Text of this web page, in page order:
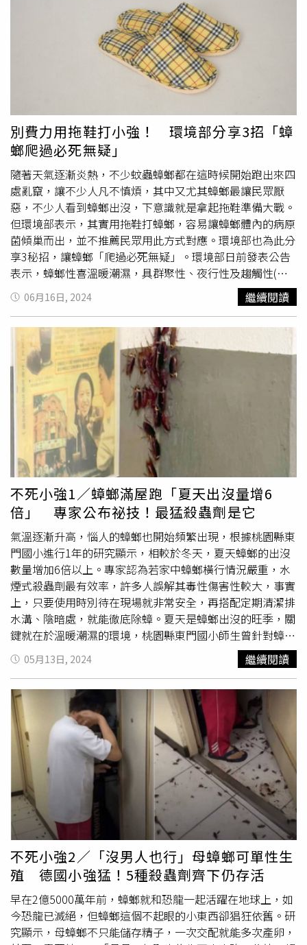
瞧，發現蟑螂跟其他配料蒜頭、青蔥因長期浸泡醬油內，顏
色幾乎相近，於是立刻向向店家反應，卻僅退費加了醬油的
包子。有民眾6月30日在高雄楠梓區一間豆漿店用餐，買了
兩顆包子，由於醬汁配料全由民眾自取，當他準備淋上靈魂
醬汁卻驚覺不對勁，發現半截食指大的蟑螂隨料載浮載沉，
食安問題連環爆，這次主換成小強，不料，店家只願退一顆
程。民眾無奈吐心聲，「沒仔細看差點以為油蔥吃下肚」，
店家環境真的很糟糕，而出包也非首次，原po表示，去年
半夜吃的時候發見到蟑螂滿地爬，桌上也爬，當時，店家表
示那天有公所噴藥 殺蟑導致。網友看到畫面後驚嚇指數破
表，紛紛表示「去年看了一次，今年還學不乖」、「這一
年…沒進步啊」、「好險店家沒說那是油蔥頭」「現在是怎
樣？蟑螂變必備就是了」、「油蔥頭都做成蟑螂造型了」、
「好吃的秘方被你發現了」、「夏天昆蟲本就多，吃外食只
能自己多注意，怕雷回家自己煮最安心」。面對外界質疑，
據《三立新聞網》引述店家回應，坦言員工疏失，但醬料未
加蓋是常態，只要是營業時間就會拿掉蓋子，換言之，這中
間被加料或是有異物掉進去，店家無從得知，顯然成了食安
問題未爆彈。另外，衛生局今 (1) 日立即派員前往稽查，經
查，作業場所確實有蟑螂、且業者未妥善設置病媒阻隔設
施，加上牆面有灰塵髒污，天花板缺損未完整遮蔽，烤箱未
落實清潔、清潔用品未分區放置、垃圾桶未加蓋，以及部分
醬料未妥適覆蓋、部分食材未離地放置、從業人員健康檢查
報告未留存、未建立冰箱溫度記錄等缺失。業者目前自主暫
停營業進行改善，而衛生局依食品安全衛生管理法第8條第1
項飭令業者限期7月2日前完成改善，若複查後未改善，依同
法44條第1項規定處新臺幣6萬元以上罰鍰。
別費力用拖鞋打小強！ 環境部分享3招「蟑
螂爬過必死無疑」
隨著天氣逐漸炎熱，不少蚊蟲蟑螂都在這時候開始跑出來四
處亂竄，讓不少人凡不慎煩，其中又尤其蟑螂最讓民眾厭
惡，不少人看到蟑螂出沒，下意識就是拿起拖鞋準備大戰。
但環境部表示，其實用拖鞋打蟑螂，容易讓蟑螂體內的病原
菌傾巢而出，並不推薦民眾用此方式對應。環境部也為此分
享3秘招，讓蟑螂「爬過必死無疑」。環境部日前發表公告
表示，蟑螂性喜溫暖潮濕，具群聚性、夜行性及趨觸性(接
觸物品活動，如沿牆、櫥櫃之空隙裂縫的特性)。牠們夜出
覓食，白天則藏匿於各處之縫隙中。因具有趨觸性，故當其
棲息時，多隱身於牆、櫥櫃、抽屜、傢俱之空隙裂縫內。蟑
螂在取食過程經常因其糞粒、排泄物、臭腺分泌物及取食回
流液等除污染食品、廚具、衣物或其他用品，影響環境衛生
甚巨外，「它」獨特的味道更令人不舒服。另蟑螂為過敏原
（allergen）攜帶者，對體質敏感的人而言，吸入或攝入帶
有過敏原的蟑螂屍體碎片時，會產生過敏反應；又蟑螂身體
常攜帶病原菌，間接影響人類健康。為此，環境部提出防治
蟑螂的「三不」，分別是「不給住、不給吃、不給水」。因
此蟑螂的防治首重環境衛生，應隨時保持室內清潔，讓它無
棲息地。所有的食物應妥為收藏，垃圾、廚餘要妥善處理，
垃圾桶加蓋，使蟑螂沒有取食的機會。廚房流理台要保持清
潔、避免積水，抹布、毛巾用後要洗淨晾乾，保持室內的乾
燥，以減少蟑螂生存繁殖必要水分的條件。此外可加強環境
整頓，住家內外避免堆積舊報紙、紙箱雜物；牆壁、地板、
傢俱的縫隙，可用矽膠乾燥劑填補，以減少蟑螂藏匿場所。
而如果民眾真的在住處發現蟑螂，環境部也不推薦使用拖鞋
對應，因為蟑螂是過敏原攜帶者，體質敏感的民眾如不慎吸
入、攝入蟑螂屍體碎片，恐引發過敏反應。且蟑螂體內攜帶
有病原菌，如果打碎蟑螂，恐讓其體內病原菌傾巢而出，也
是有影響民眾健康的機率。環境部建議，如果民眾發現蟑螂
出沒，可以用以下三招來對抗蟑螂：1.使用噴霧劑在蟑螂出
沒處上下噴灑約10公分帶狀的藥液，蟑螂爬過去接觸到藥劑
就會死亡。2.使用殺蟑餌盒，利用蟑螂的趨觸性，引誘蟑螂
進入餌盒食用藥劑，亦可有效防治。3.使用 殺蟑
凝膠餌劑，
此種藥劑是利用蟑螂群聚的生活習性及取食習慣而設計的產
品，可施藥於裂縫、牆角、縫隙中，目前已為多數家庭使用
殺蟑
藥劑。環境部也提醒，使用上述方式，再搭配加強居
家環境整頓，讓蟑螂沒有食物來源，可增加蟑螂對凝膠餌劑
取食率，提高防治效果，維護居家環境品質。
06月16日, 2024 繼續閱讀
不死小強1／蟑螂滿屋跑「夏天出沒量增6
倍」 專家公布祕技！最猛殺蟲劑是它
氣溫逐漸升高，惱人的蟑螂也開始頻繁出現，根據桃園縣東
門國小進行1年的研究顯示，相較於冬天，夏天蟑螂的出沒
數量增加6倍以上。專家認為若家中蟑螂橫行情況嚴重，水
煙式殺蟲劑最有效率，許多人誤解其毒性傷害性較大，事實
上，只要使用時別待在現場就非常安全，再搭配定期清潔排
水溝、陰暗處，就能徹底除蟑。夏天是蟑螂出沒的旺季，關
鍵就在於溫暖潮濕的環境，桃園縣東門國小師生曾針對蟑螂
進行1年的觀察，發現溫度是蟑螂的活動力強弱的關鍵，攝
氏15度以下時蟑螂活動力較弱，20度以上才開始活躍，28
度時達到顛峰，但如果溫度持續上升到33度以上，此時蟑螂
活動力又會下降。再分析出沒時間，在同樣的環境下，溫度
低的2月份觀察到40隻蟑螂出沒；溫度高的8月則激增至270
隻，增加超過6倍以上。研究也發現，若想預防家中蟑螂滿
屋跑，4、5月是最佳的預防時間。蟑螂不只惱人，更重要的
是牠穿梭於垃圾、食物之間，恐怕會導致食物中毒，例如寶
林茶室中毒案就在現場發現蟑螂排泄物；日本業者「丸米」
製造的味噌也因混入蟑螂的而自主回收10萬7726件商品，
台灣相關製品也下架3.25公斤。不只如此，蟑螂的排泄物、
分泌物、脫落的表皮和屍體、卵都帶有過敏原，是台灣僅次
於麈蟎的第二常見過敏原，會引發過敏性鼻炎、結膜炎、皮
膚癢、氣喘，甚至導致身體長期慢性發炎。專家認為水煙式
殺蟲劑的濃度、密度較高，因此殺蟑效果較好，其中所含的
除蟲菊素對人體的傷害也很低。（圖／報系資料照）蟑螂擁
有「打不死的小強」封號，主因是它們的繁殖力極為驚人。
「每隻蟑螂大約每隔2周生出12~15個卵鞘，然後再2周，一
05月13日, 2024 繼續閱讀
不死小強2／「沒男人也行」母蟑螂可單性生
殖 德國小強猛！5種殺蟲劑齊下仍存活
早在2億5000萬年前，蟑螂就和恐龍一起活躍在地球上，如
今恐龍已滅絕，但蟑螂這個不起眼的小東西卻猖狂依舊。研
究顯示，母蟑螂不只能儲存精子，一次交配就能多次產卵，